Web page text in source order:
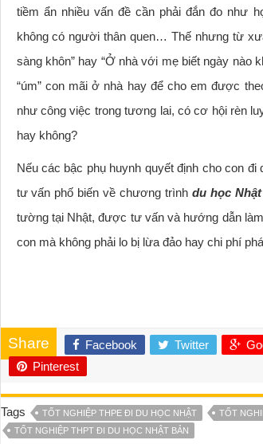
tiềm ẩn nhiều vấn đề cần phải đắn đo như
không có người thân quen… Thế nhưng từ
sàng khôn” hay “Ở nhà với mẹ biết ngày nào
“úm” con mãi ở nhà hay để cho em được
như công việc trong tương lai, có cơ hội rèn
hay không?
Nếu các bậc phụ huynh quyết định cho con
tư vấn phố biến về chương trìnhdu học
tường tại Nhật, được tư vấn và hướng dẫn làm
con mà không phải lo bị lừa đảo hay chi phí
Share Facebook Twitter
Pinterest
Tags TỐT NGHIỆP THPE ĐI DU HỌC NHẬT
TỐT
TỐT NGHIỆP THPT ĐI DU HỌC NHẬT BẢN